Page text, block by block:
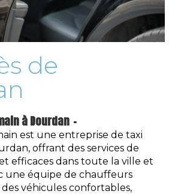
de
à Dourdan
est une entreprise de taxi
offrant des services de
efficaces dans toute la ville et
une équipe de chauffeurs
véhicules confortables,